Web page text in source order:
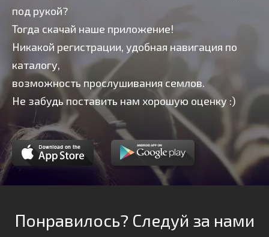
под рукой?
Тогда скачай наше приложение!
Никакой регистрации, удобная навигация по
каталогу,
возможность прослушивания семлов.
Не забудь поставить нам хорошую оценку :)
Понравилось? Следуй за нами